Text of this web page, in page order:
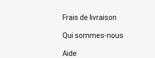
Frais de livraison
Qui sommes-nous
Aide